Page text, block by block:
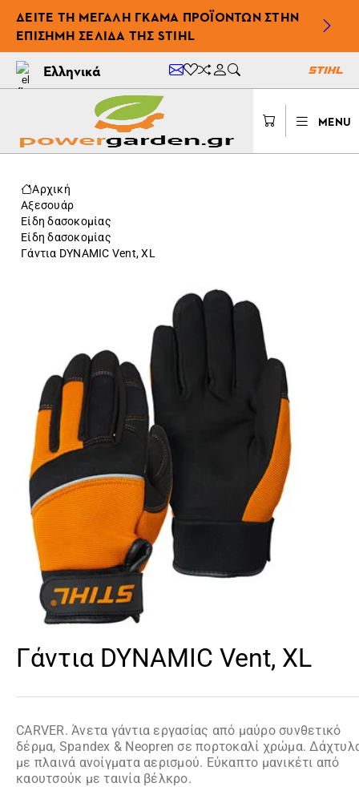
ΔΕΊΤΕ ΤΗ ΜΕΓΆΛΗ ΓΚΆΜΑ ΠΡΟΪΌΝΤΩΝ ΣΤΗΝ
ΕΠΊΣΗΜΗ ΣΕΛΊΔΑ ΤΗΣ STIHL
Ελληνικά
MENU
Αρχική
Αξεσουάρ
Είδη δασοκομίας
Είδη δασοκομίας
Γάντια DYNAMIC Vent, XL
Γάντια DYNAMIC Vent, XL
CARVER. Άνετα γάντια εργασίας από μαύρο συνθετικό
δέρμα, Spandex & Neopren σε πορτοκαλί χρώμα.
με πλαινά ανοίγματα αερισμού. Εύκαπτο μανικέτι από
καουτσούκ με ταινία βέλκρο.